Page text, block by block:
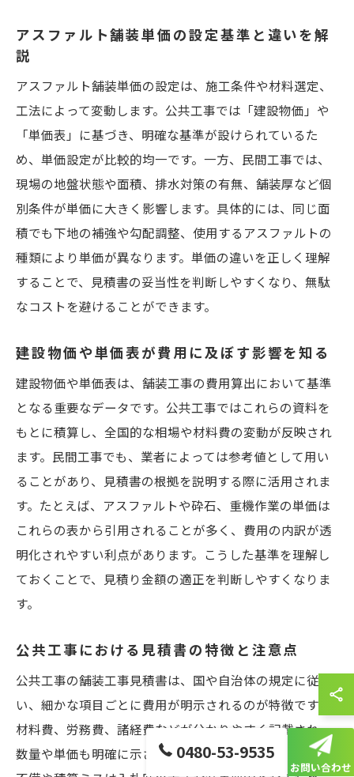
アスファルト舗装単価の設定基準と違いを解
説
アスファルト舗装単価の設定は、施工条件や材料選定、
工法によって変動します。公共工事では「建設物価」や
「単価表」に基づき、明確な基準が設けられているた
め、単価設定が比較的均一です。一方、民間工事では、
現場の地盤状態や面積、排水対策の有無、舗装厚など個
別条件が単価に大きく影響します。具体的には、同じ面
積でも下地の補強や勾配調整、使用するアスファルトの
種類により単価が異なります。単価の違いを正しく理解
することで、見積書の妥当性を判断しやすくなり、無駄
なコストを避けることができます。
建設物価や単価表が費用に及ぼす影響を知る
建設物価や単価表は、舗装工事の費用算出において基準
となる重要なデータです。公共工事ではこれらの資料を
もとに積算し、全国的な相場や材料費の変動が反映され
ます。民間工事でも、業者によっては参考値として用い
ることがあり、見積書の根拠を説明する際に活用されま
す。たとえば、アスファルトや砕石、重機作業の単価は
これらの表から引用されることが多く、費用の内訳が透
明化されやすい利点があります。こうした基準を理解し
ておくことで、見積り金額の適正を判断しやすくなりま
す。
公共工事における見積書の特徴と注意点
公共工事の舗装工事見積書は、国や自治体の規定に従
い、細かな項目ごとに費用が明示されるのが特徴です。
材料費、労務費、諸経費などが分かりやすく記載され、
数量や単価も明確に示されます。注意点として、書類の
0480-53-9535
お問い合わせ